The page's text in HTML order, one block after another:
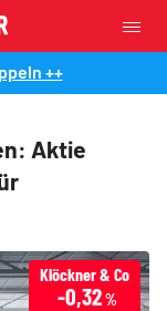
++
Aktie
Klöckner & Co
-0,32 %